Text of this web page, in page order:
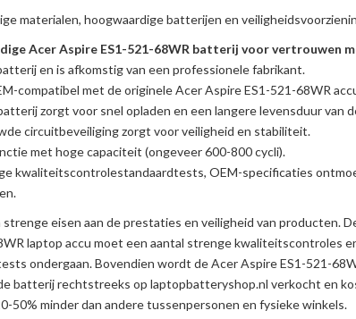
materialen, hoogwaardige batterijen en
Acer Aspire ES1-521-68WR batterij voor vertrouwen
en is afkomstig van een professionele fabrikant.
compatibel met deoriginele Acer Aspire ES1-521-68WR
zorgt voor snel opladen en een langere levensduur van
circuitbeveiliging zorgt voor veiligheid en stabiliteit.
met hoge capaciteit (ongeveer 600-800 cycli).
kwaliteitscontrolestandaardtests, OEM-specificaties
strenge eisen aan de prestaties en veiligheid van producten.
laptop accu moet een aantal strenge kwaliteitscontroles
ondergaan. Bovendien wordt deAcer Aspire ES1-521-
batterijrechtstreeks op laptopbatteryshop.nl verkocht en
50% minder dan andere tussenpersonen en fysieke winkels.